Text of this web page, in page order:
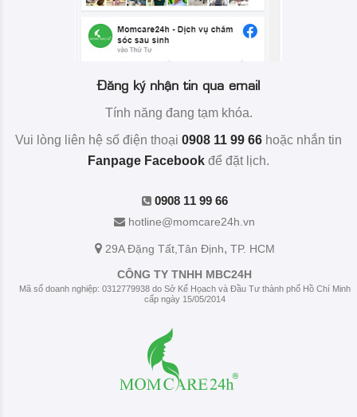
Đăng ký nhận tin qua email
Tính năng đang tạm khóa.
Vui lòng liên hệ số điện thoại 0908 11 99 66 hoặc nhắn tin
Fanpage Facebook để đặt lịch.
0908 11 99 66
hotline@momcare24h.vn
29A Đặng Tất,Tân Định, TP. HCM
CÔNG TY TNHH MBC24H
Mã số doanh nghiệp: 0312779938 do Sở Kế Họach và Đầu Tư thành phố Hồ Chí Minh
cấp ngày 15/05/2014